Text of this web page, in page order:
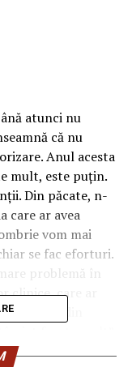
atunci nu
că nu
Anul acesta
mult, este puţin.
Din păcate, n-
care ar avea
vom mai
se fac eforturi.
problemă în
clinice, care ar
păcate, din